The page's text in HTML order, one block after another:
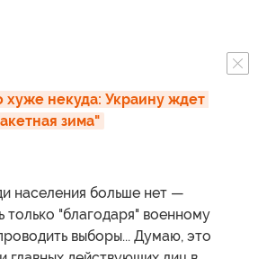
хуже некуда: Украину ждет
зима"
населения больше нет —
только "благодаря" военному
выборы... Думаю, это